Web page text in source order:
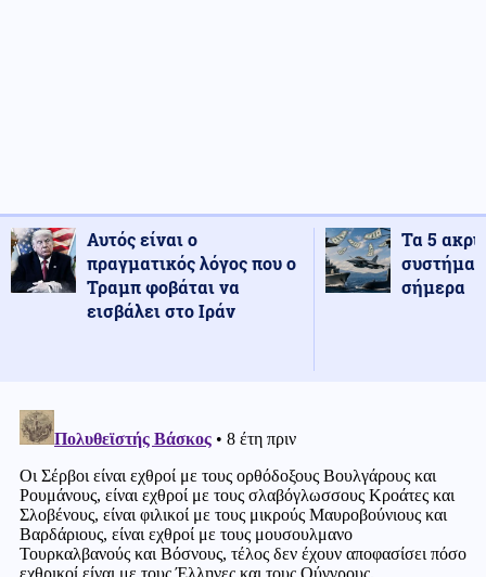
Αυτός είναι ο
πραγματικός λόγος που ο
Τραμπ φοβάται να
εισβάλει στο Ιράν
Τα 5
σήμερα